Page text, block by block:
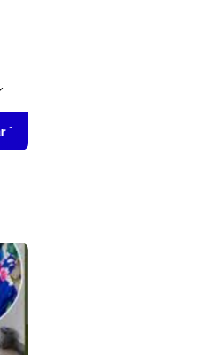
Bukti Perkara Inkrah di